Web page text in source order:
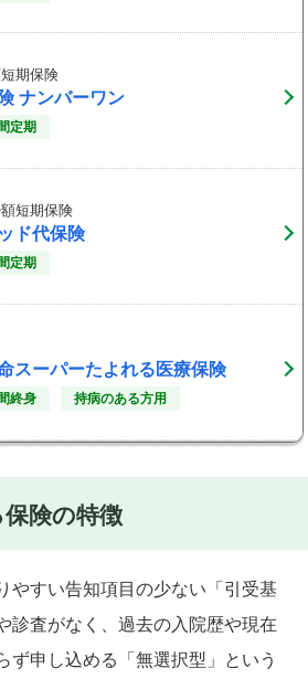
期保険
ナンバーワン
定期
短期保険
ド代保険
定期
スーパーたよれる医療保険
終身 持病のある方用
険の特徴
やすい告知項目の少ない「引受基
診査がなく、過去の入院歴や現在
ず申し込める「無選択型」という